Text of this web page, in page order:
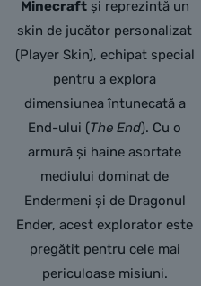
Minecraftși reprezintă un
skin de jucător personalizat
(Player Skin), echipat special
pentru a explora
dimensiunea întunecată a
End-ului (The End). Cu o
armură și haine asortate
mediului dominat de
Endermeni și de Dragonul
Ender, acest explorator este
pregătit pentru cele mai
periculoase misiuni.